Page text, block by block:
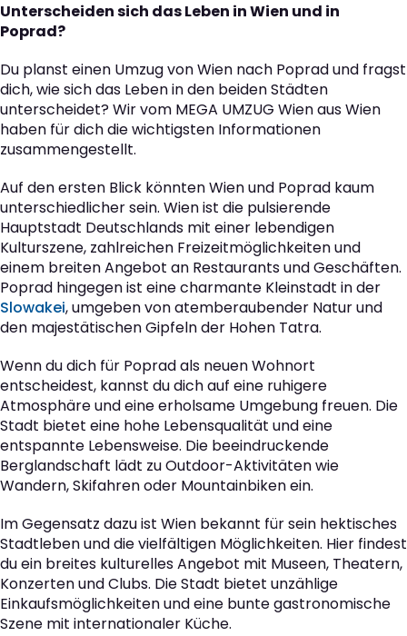
Unterscheiden sich das Leben in Wien und in
Poprad?
Du planst einen Umzug von Wien nach Poprad und fragst
dich, wie sich das Leben in den beiden Städten
unterscheidet? Wir vom MEGA UMZUG Wien aus Wien
haben für dich die wichtigsten Informationen
zusammengestellt.
Auf den ersten Blick könnten Wien und Poprad kaum
unterschiedlicher sein. Wien ist die pulsierende
Hauptstadt Deutschlands mit einer lebendigen
Kulturszene, zahlreichen Freizeitmöglichkeiten und
einem breiten Angebot an Restaurants und Geschäften.
Poprad hingegen ist eine charmante Kleinstadt in der
Slowakei, umgeben von atemberaubender Natur und
den majestätischen Gipfeln der Hohen Tatra.
Wenn du dich für Poprad als neuen Wohnort
entscheidest, kannst du dich auf eine ruhigere
Atmosphäre und eine erholsame Umgebung freuen. Die
Stadt bietet eine hohe Lebensqualität und eine
entspannte Lebensweise. Die beeindruckende
Berglandschaft lädt zu Outdoor-Aktivitäten wie
Wandern, Skifahren oder Mountainbiken ein.
Im Gegensatz dazu ist Wien bekannt für sein hektisches
Stadtleben und die vielfältigen Möglichkeiten. Hier findest
du ein breites kulturelles Angebot mit Museen, Theatern,
Konzerten und Clubs. Die Stadt bietet unzählige
Einkaufsmöglichkeiten und eine bunte gastronomische
Szene mit internationaler Küche.